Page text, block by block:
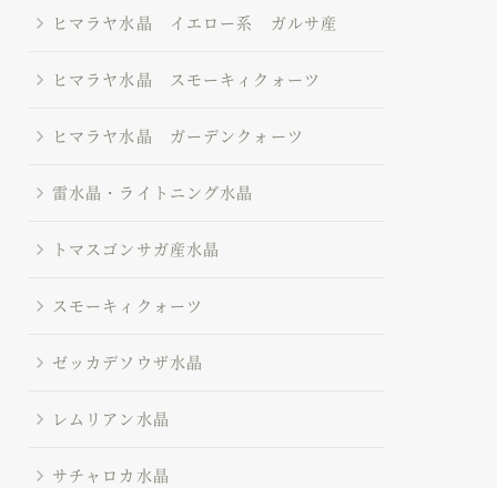
ヒマラヤ水晶 イエロー系 ガルサ産
ヒマラヤ水晶 スモーキィクォーツ
ヒマラヤ水晶 ガーデンクォーツ
雷水晶・ライトニング水晶
トマスゴンサガ産水晶
スモーキィクォーツ
ゼッカデソウザ水晶
レムリアン水晶
サチャロカ水晶